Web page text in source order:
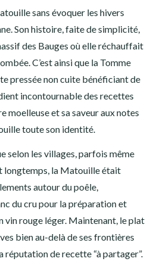
sans évoquer les hivers
Son histoire, faite de simplicité,
des Bauges où elle réchauffait
C’est ainsi que la Tomme
pressée non cuite bénéficiant de
incontournable des recettes
moelleuse et sa saveur aux notes
toute son identité.
selon les villages, parfois même
longtemps, la Matouille était
autour du poêle,
du cru pour la préparation et
vin rouge léger. Maintenant, le plat
bien au-delà de ses frontières
réputation de recette “à partager”.